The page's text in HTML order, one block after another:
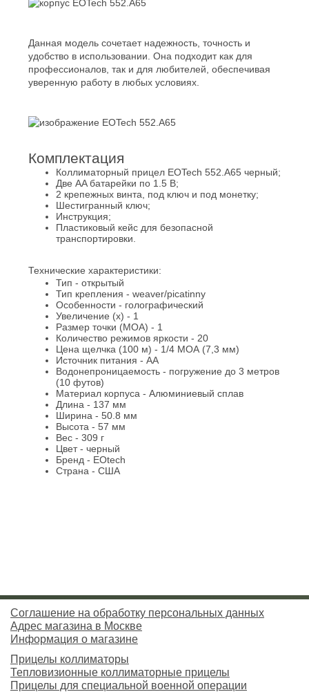
Данная модель сочетает надежность, точность и
удобство в использовании. Она подходит как для
профессионалов, так и для любителей, обеспечивая
уверенную работу в любых условиях.
Комплектация
Коллиматорный прицел EOTech 552.A65 черный;
Две AA батарейки по 1.5 В;
2 крепежных винта, под ключ и под монетку;
Шестигранный ключ;
Инструкция;
Пластиковый кейс для безопасной
транспортировки.
Технические характеристики:
Тип - открытый
Тип крепления - weaver/picatinny
Особенности - голографический
Увеличение (х) - 1
Размер точки (МОА) - 1
Количество режимов яркости - 20
Цена щелчка (100 м) - 1/4 МОА (7,3 мм)
Источник питания - АА
Водонепроницаемость - погружение до 3 метров
(10 футов)
Материал корпуса - Алюминиевый сплав
Длина - 137 мм
Ширина - 50.8 мм
Высота - 57 мм
Вес - 309 г
Цвет - черный
Бренд - EOtech
Страна - США
Соглашение на обработку персональных данных
Адрес магазина в Москве
Информация о магазине
Прицелы коллиматоры
Тепловизионные коллиматорные прицелы
Прицелы для специальной военной операции